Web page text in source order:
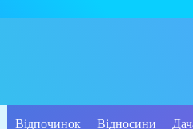
Відпочинок Відносини